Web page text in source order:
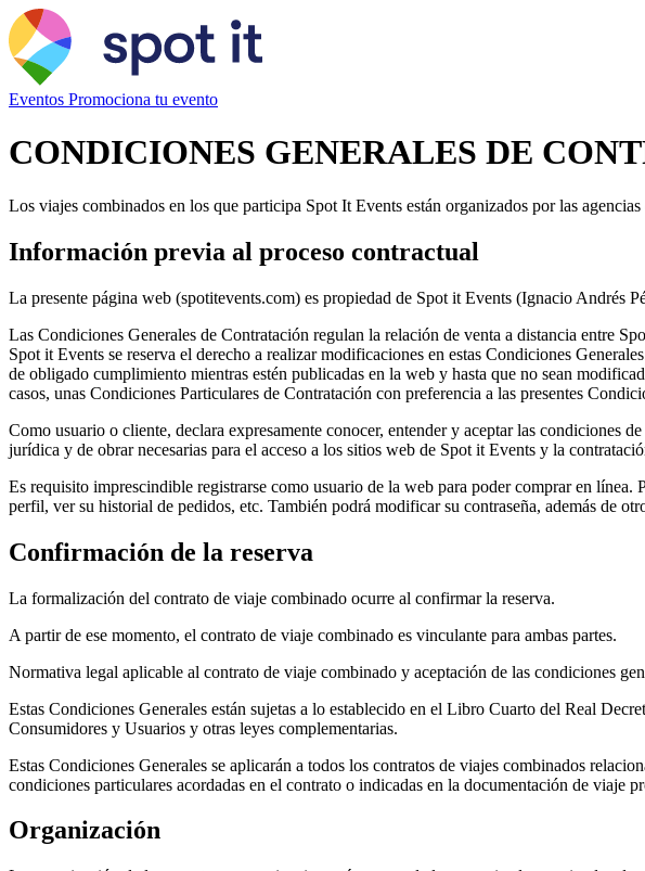
Eventos Promociona tu evento
CONDICIONES GENERALES DE
Los viajes combinados en los que participa Spot It Events están organizados por las
Información previa al proceso contractual
La presente página web (spotitevents.com) es propiedad de Spot it Events (Ignacio
Las Condiciones Generales de Contratación regulan la relación de venta a distancia entre
Spot it Events se reserva el derecho a realizar modificaciones en estas Condiciones
de obligado cumplimiento mientras estén publicadas en la web y hasta que no sean
casos, unas Condiciones Particulares de Contratación con preferencia a las presentes
Como usuario o cliente, declara expresamente conocer, entender y aceptar las condiciones
jurídica y de obrar necesarias para el acceso a los sitios web de Spot it Events y la
Es requisito imprescindible registrarse como usuario de la web para poder comprar en
perfil, ver su historial de pedidos, etc. También podrá modificar su contraseña, además de
Confirmación de la reserva
La formalización del contrato de viaje combinado ocurre al confirmar la reserva.
A partir de ese momento, el contrato de viaje combinado es vinculante para ambas partes.
Normativa legal aplicable al contrato de viaje combinado y aceptación de las condiciones
Estas Condiciones Generales están sujetas a lo establecido en el Libro Cuarto del Real
Consumidores y Usuarios y otras leyes complementarias.
Estas Condiciones Generales se aplicarán a todos los contratos de viajes combinados
condiciones particulares acordadas en el contrato o indicadas en la documentación de viaje
Organización